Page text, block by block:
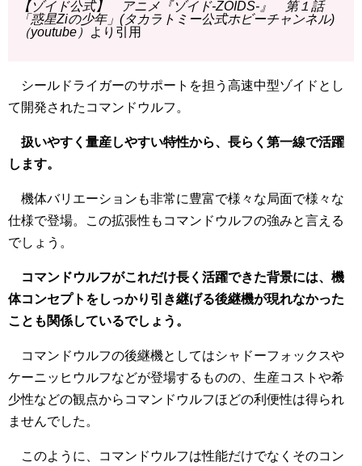
【ゾイド公式】 アニメ『ゾイド-ZOIDS-』 第１話
「惑星Ziの少年」(タカラトミー公式ホビーチャンネル)
（youtube）
より引用
シールドライガーのサポートを担う高速中型ゾイドとし
て開発されたコマンドウルフ。
扱いやすく量産しやすい特性から、長らく第一線で活躍
します。
機体バリエーションも非常に豊富で様々な局面で様々な
仕様で登場。この拡張性もコマンドウルフの強みと言える
でしょう。
コマンドウルフがこれだけ長く活躍できた背景には、機
体コンセプトをしっかり引き継げる後継機が現れなかった
ことも関係しているでしょう。
コマンドウルフの後継機としてはシャドーフォックスや
ケーニッヒウルフなどが登場するものの、生産コストや希
少性などの観点からコマンドウルフほどの利便性は得られ
ませんでした。
このように、コマンドウルフは性能だけでなくそのコン